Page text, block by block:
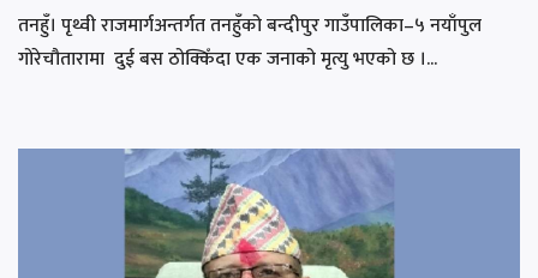
तनहुँ। पृथ्वी राजमार्गअन्तर्गत तनहुँको बन्दीपुर गाउँपालिका–५ नयाँपुल
गोरेचौतारामा दुई बस ठोक्किँदा एक जनाको मृत्यु भएको छ ।...